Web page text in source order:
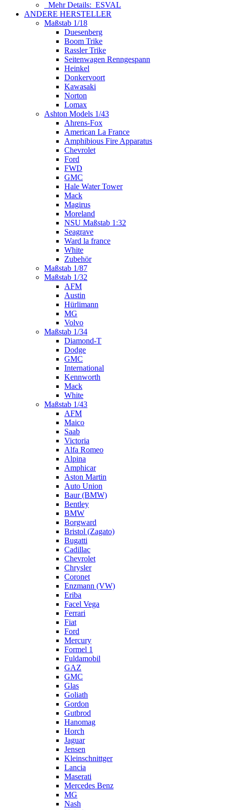
Mehr Details: ESVAL
ANDERE HERSTELLER
Maßstab 1/18
Duesenberg
Boom Trike
Rassler Trike
Seitenwagen Renngespann
Heinkel
Donkervoort
Kawasaki
Norton
Lomax
Ashton Models 1/43
Ahrens-Fox
American La France
Amphibious Fire Apparatus
Chevrolet
Ford
FWD
GMC
Hale Water Tower
Mack
Magirus
Moreland
NSU Maßstab 1:32
Seagrave
Ward la france
White
Zubehör
Maßstab 1/87
Maßstab 1/32
AFM
Austin
Hürlimann
MG
Volvo
Maßstab 1/34
Diamond-T
Dodge
GMC
International
Kennworth
Mack
White
Maßstab 1/43
AFM
Maico
Saab
Victoria
Alfa Romeo
Alpina
Amphicar
Aston Martin
Auto Union
Baur (BMW)
Bentley
BMW
Borgward
Bristol (Zagato)
Bugatti
Cadillac
Chevrolet
Chrysler
Coronet
Enzmann (VW)
Eriba
Facel Vega
Ferrari
Fiat
Ford
Mercury
Formel 1
Fuldamobil
GAZ
GMC
Glas
Goliath
Gordon
Gutbrod
Hanomag
Horch
Jaguar
Jensen
Kleinschnittger
Lancia
Maserati
Mercedes Benz
MG
Nash